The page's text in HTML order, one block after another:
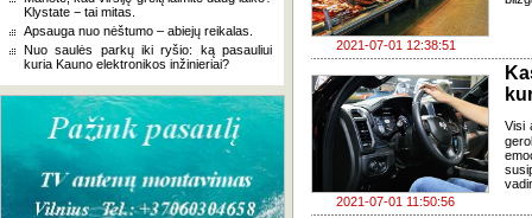
Klystate − tai mitas.
Apsauga nuo nėštumo – abiejų reikalas.
Nuo saulės parkų iki ryšio: ką pasauliui
kuria Kauno elektronikos inžinieriai?
2021-07-01 12:38:51
2021-07-01 11:50:56
Visi